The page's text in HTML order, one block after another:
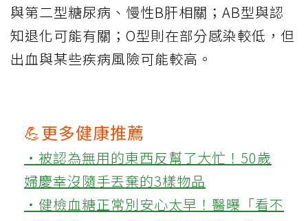
與第二型糖尿病、慢性B肝相關；AB型與認
知退化可能有關；O型則在部分感染較低，但
出血與某些疾病風險可能較高。
💪更多健康推薦
‧被認為無用的東西反幫了大忙！50歲
婦慶幸沒隨手丟棄的3樣物品
‧健檢血糖正常別安心太早！醫曝「看不